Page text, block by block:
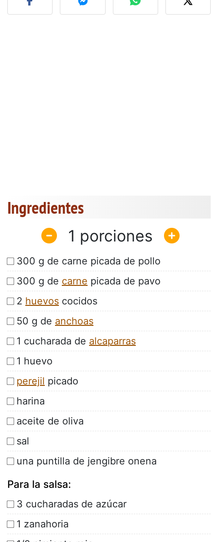
Ingredientes
1
300 g de carne picada de pollo
300 g de carne picada de pavo
2 huevos cocidos
50 g de anchoas
1 cucharada de alcaparras
1 huevo
perejil picado
harina
aceite de oliva
sal
una puntilla de jengibre onena
Para la salsa:
3 cucharadas de azúcar
1 zanahoria